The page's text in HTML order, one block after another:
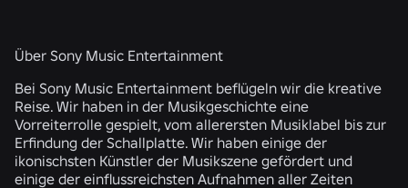
Über Sony Music Entertainment
Bei Sony Music Entertainment beflügeln wir die kreative
Reise. Wir haben in der Musikgeschichte eine
Vorreiterrolle gespielt, vom allerersten Musiklabel bis zur
Erfindung der Schallplatte. Wir haben einige der
ikonischsten Künstler der Musikszene gefördert und
einige der einflussreichsten Aufnahmen aller Zeiten